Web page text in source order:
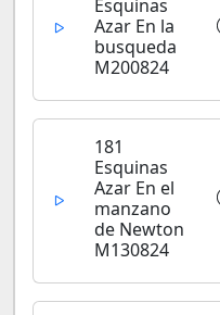
Esquinas
Azar En la
busqueda
M200824
181
Esquinas
Azar En el
manzano
de Newton
M130824